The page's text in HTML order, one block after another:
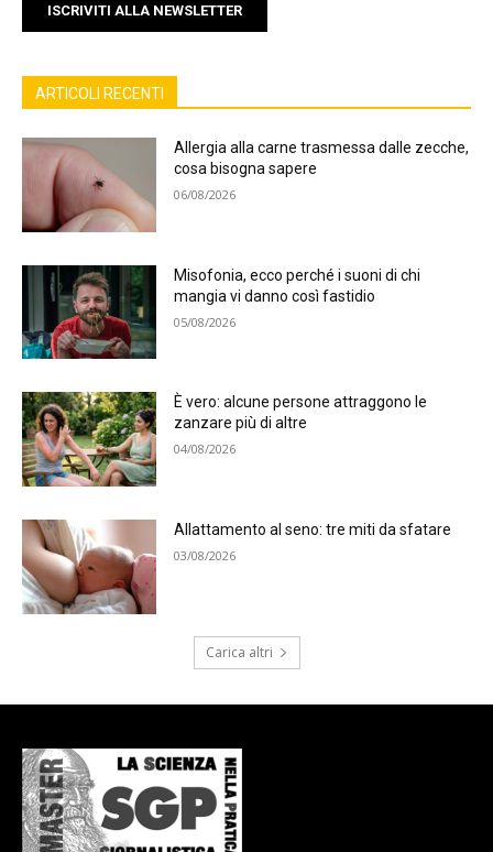
ISCRIVITI ALLA NEWSLETTER
ARTICOLI RECENTI
Allergia alla carne trasmessa dalle zecche,
cosa bisogna sapere
06/08/2026
Misofonia, ecco perché i suoni di chi
mangia vi danno così fastidio
05/08/2026
È vero: alcune persone attraggono le
zanzare più di altre
04/08/2026
Allattamento al seno: tre miti da sfatare
03/08/2026
Carica altri